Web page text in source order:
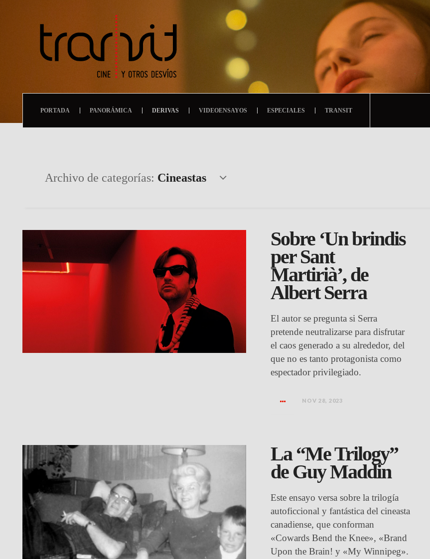
PORTADA PANORÁMICA DERIVAS VIDEOENSAYOS ESPECIALES TRANSIT
Archivo de categorías: Cineastas
Sobre ‘Un brindis
per Sant
Martirià’, de
Albert Serra
El autor se pregunta si Serra
pretende neutralizarse para disfrutar
el caos generado a su alrededor, del
que no es tanto protagonista como
espectador privilegiado.
NOV 28, 2023
La “Me Trilogy”
de Guy Maddin
Este ensayo versa sobre la trilogía
autoficcional y fantástica del cineasta
canadiense, que conforman
«Cowards Bend the Knee», «Brand
Upon the Brain! y «My Winnipeg».